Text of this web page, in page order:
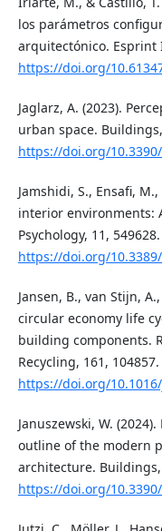
los parámetros
arquitectónico. Esprint
https://doi.org/
Jaglarz, A. (2023).
urban space.
https://doi.org/
Jamshidi, S., Ensafi,
interior environments:
Psychology, 11, 549628.
https://doi.org/
Jansen, B., van Stijn,
circular economy life
building components.
Recycling, 161, 104857.
https://doi.org/
Januszewski, W.
outline of the modern
architecture. Buildings,
https://doi.org/